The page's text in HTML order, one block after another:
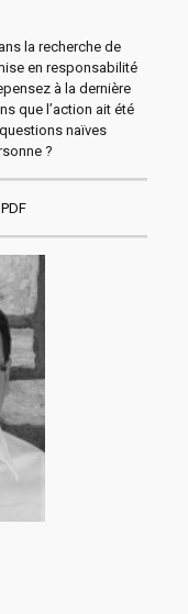
la recherche de
en responsabilité
à la dernière
que l’action ait été
naïves
?